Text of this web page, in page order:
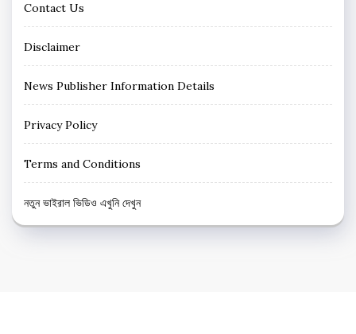
Contact Us
Disclaimer
News Publisher Information Details
Privacy Policy
Terms and Conditions
নতুন ভাইরাল ভিডিও এখুনি দেখুন